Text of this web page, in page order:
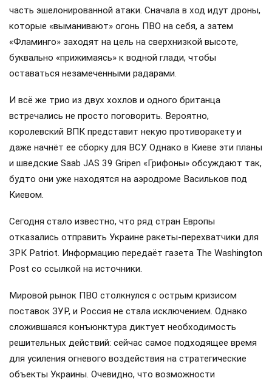
часть эшелонированной атаки. Сначала в ход идут дроны,
которые «выманивают» огонь ПВО на себя, а затем
«Фламинго» заходят на цель на сверхнизкой высоте,
буквально «прижимаясь» к водной глади, чтобы
оставаться незамеченными радарами.
И всё же трио из двух хохлов и одного британца
встречались не просто поговорить. Вероятно,
королевский ВПК представит некую противоракету и
даже начнёт ее сборку для ВСУ. Однако в Киеве эти планы
и шведские Saab JAS 39 Gripen «Грифоны» обсуждают так,
будто они уже находятся на аэродроме Васильков под
Киевом.
Сегодня стало известно, что ряд стран Европы
отказались отправить Украине ракеты-перехватчики для
ЗРК Patriot. Информацию передаёт газета The Washington
Post со ссылкой на источники.
Мировой рынок ПВО столкнулся с острым кризисом
поставок ЗУР, и Россия не стала исключением. Однако
сложившаяся конъюнктура диктует необходимость
решительных действий: сейчас самое подходящее время
для усиления огневого воздействия на стратегические
объекты Украины. Очевидно, что возможности